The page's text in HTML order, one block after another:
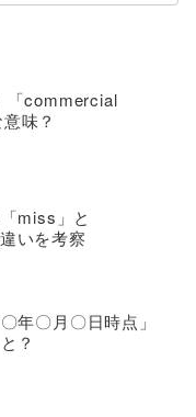
「commercial
味？
miss」と
いを考察
年〇月〇日時点」
？